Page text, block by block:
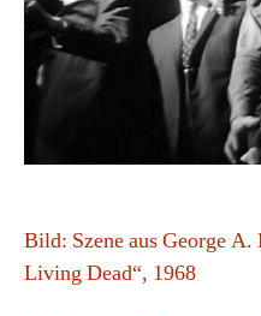
Bild: Szene aus George A.
Living Dead“, 1968